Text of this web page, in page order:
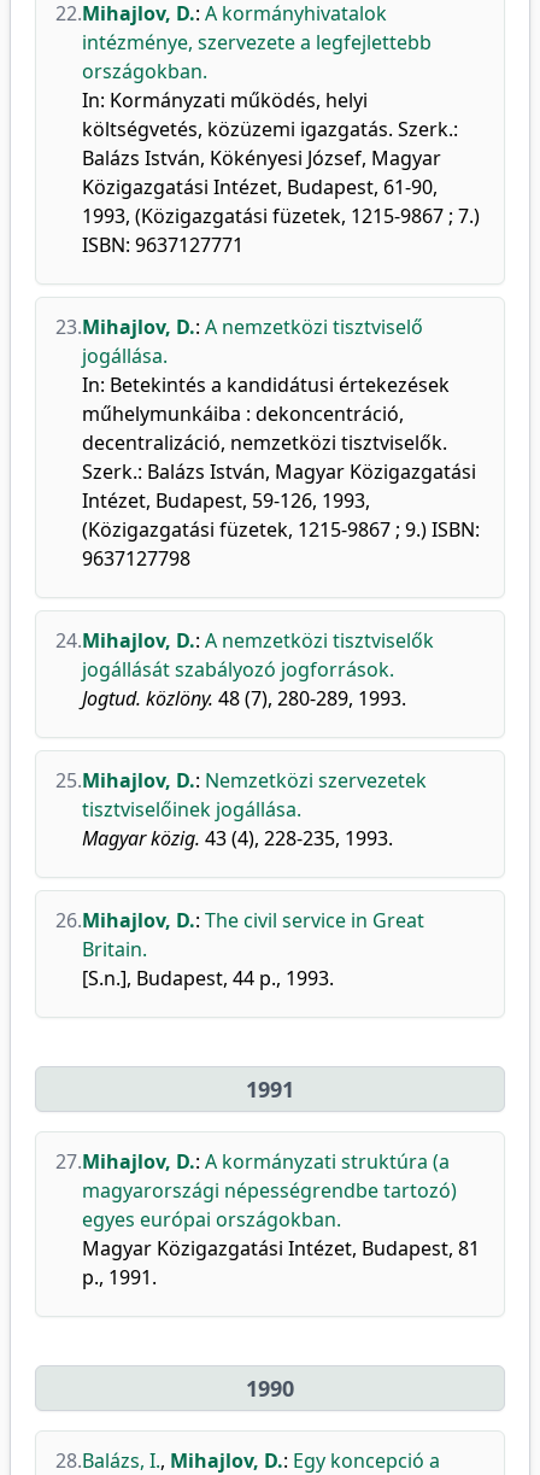
22.Mihajlov, D.: A kormányhivatalok
intézménye, szervezete a legfejlettebb
országokban.
In: Kormányzati működés, helyi
költségvetés, közüzemi igazgatás. Szerk.:
Balázs István, Kökényesi József, Magyar
Közigazgatási Intézet, Budapest, 61-90,
1993, (Közigazgatási füzetek, 1215-9867 ; 7.)
ISBN: 9637127771
23.Mihajlov, D.: A nemzetközi tisztviselő
jogállása.
In: Betekintés a kandidátusi értekezések
műhelymunkáiba : dekoncentráció,
decentralizáció, nemzetközi tisztviselők.
Szerk.: Balázs István, Magyar Közigazgatási
Intézet, Budapest, 59-126, 1993,
(Közigazgatási füzetek, 1215-9867 ; 9.) ISBN:
9637127798
24.Mihajlov, D.: A nemzetközi tisztviselők
jogállását szabályozó jogforrások.
Jogtud. közlöny. 48 (7), 280-289, 1993.
25.Mihajlov, D.: Nemzetközi szervezetek
tisztviselőinek jogállása.
Magyar közig. 43 (4), 228-235, 1993.
26.Mihajlov, D.: The civil service in Great
Britain.
[S.n.], Budapest, 44 p., 1993.
1991
27.Mihajlov, D.: A kormányzati struktúra (a
magyarországi népességrendbe tartozó)
egyes európai országokban.
Magyar Közigazgatási Intézet, Budapest, 81
p., 1991.
1990
28.Balázs, I., Mihajlov, D.: Egy koncepció a